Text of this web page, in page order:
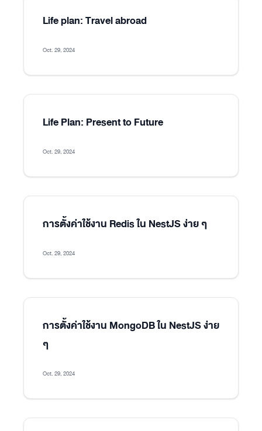
Life plan: Travel abroad
Oct. 29, 2024
Life Plan: Present to Future
Oct. 29, 2024
การตั้งค่าใช้งาน Redis ใน NestJS ง่าย ๆ
Oct. 29, 2024
การตั้งค่าใช้งาน MongoDB ใน NestJS ง่าย
ๆ
Oct. 29, 2024